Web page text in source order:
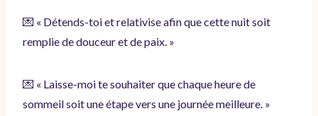
💌 « Détends-toi et relativise afin que cette nuit soit
remplie de douceur et de paix. »
💌 « Laisse-moi te souhaiter que chaque heure de
sommeil soit une étape vers une journée meilleure. »